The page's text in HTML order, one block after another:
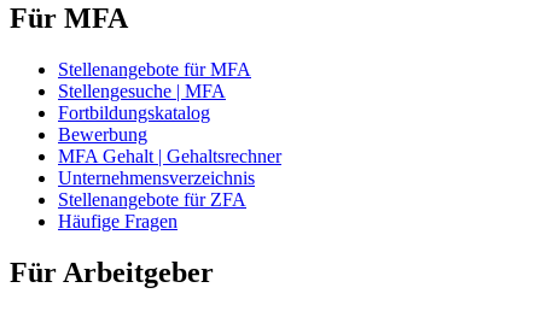
Für MFA
Stellenangebote für MFA
Stellengesuche | MFA
Fortbildungskatalog
Bewerbung
MFA Gehalt | Gehaltsrechner
Unternehmensverzeichnis
Stellenangebote für ZFA
Häufige Fragen
Für Arbeitgeber